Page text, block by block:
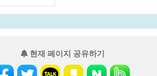
현재 페이지 공유하기